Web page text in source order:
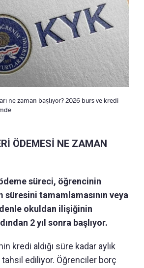
ne zaman başlıyor? 2026 burs ve kredi
ÖDEMESİ NE ZAMAN
süreci, öğrencinin
tamamlamasının veya
okuldan ilişiğinin
2 yıl sonra başlıyor.
kredi aldığı süre kadar aylık
ediliyor. Öğrenciler borç